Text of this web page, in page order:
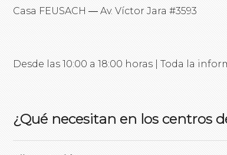
Casa FEUSACH ― Av. Víctor Jara #3593
Desde las 10:00 a 18:00 horas | Toda la
¿Qué necesitan en los centros